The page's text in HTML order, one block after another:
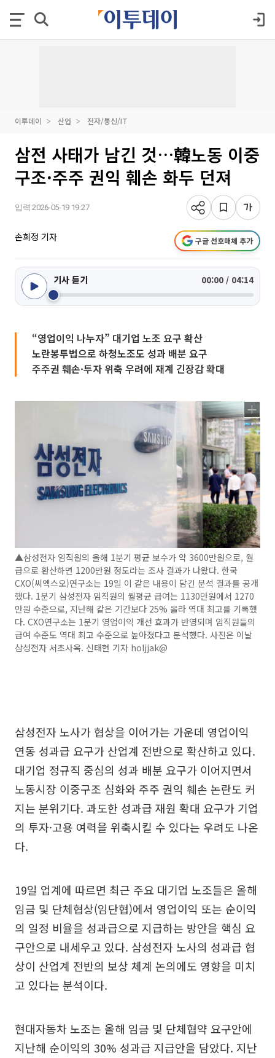
이투데이 산업 전자/통신/IT
삼전 사태가 남긴 것…韓노동 이중
구조·주주 권익 훼손 화두 던져
입력 2026-05-19 19:27
손희정 기자 구글 선호매체 추가
기사 듣기 00:00 / 04:14
“영업이익 나누자” 대기업 노조 요구 확산
노란봉투법으로 하청노조도 성과 배분 요구
주주권 훼손·투자 위축 우려에 재계 긴장감 확대
▲삼성전자 임직원의 올해 1분기 평균 보수가 약 3600만원으로, 월
급으로 환산하면 1200만원 정도라는 조사 결과가 나왔다. 한국
CXO(씨엑스오)연구소는 19일 이 같은 내용이 담긴 분석 결과를 공개
했다. 1분기 삼성전자 임직원의 월평균 급여는 1130만원에서 1270
만원 수준으로, 지난해 같은 기간보다 25% 올라 역대 최고를 기록했
다. CXO연구소는 1분기 영업이익 개선 효과가 반영되며 임직원들의
급여 수준도 역대 최고 수준으로 높아졌다고 분석했다. 사진은 이날
삼성전자 서초사옥. 신태현 기자 holjjak@
삼성전자 노사가 협상을 이어가는 가운데 영업이익
연동 성과급 요구가 산업계 전반으로 확산하고 있다.
대기업 정규직 중심의 성과 배분 요구가 이어지면서
노동시장 이중구조 심화와 주주 권익 훼손 논란도 커
지는 분위기다. 과도한 성과급 재원 확대 요구가 기업
의 투자·고용 여력을 위축시킬 수 있다는 우려도 나온
다.
19일 업계에 따르면 최근 주요 대기업 노조들은 올해
임금 및 단체협상(임단협)에서 영업이익 또는 순이익
의 일정 비율을 성과급으로 지급하는 방안을 핵심 요
구안으로 내세우고 있다. 삼성전자 노사의 성과급 협
상이 산업계 전반의 보상 체계 논의에도 영향을 미치
고 있다는 분석이다.
현대자동차 노조는 올해 임금 및 단체협약 요구안에
지난해 순이익의 30% 성과급 지급안을 담았다. 지난